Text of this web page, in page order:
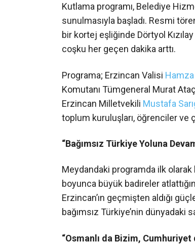
Kutlama programı, Belediye
sunulmasıyla başladı. Resmi
bir kortej eşliğinde Dörtyol
coşku her geçen dakika arttı.
Programa; Erzincan Valisi
Komutanı Tümgeneral Murat
Erzincan Milletvekili Mustafa
toplum kuruluşları, öğrenciler ve
“Bağımsız Türkiye Yoluna
Meydandaki programda ilk
boyunca büyük badireler
Erzincan’ın geçmişten aldığı
bağımsız Türkiye’nin dünyadaki
“Osmanlı da Bizim, Cumhuriyet